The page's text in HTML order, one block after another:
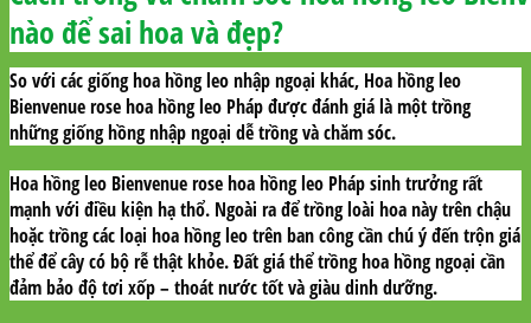
nào để sai hoa và đẹp?
So với các giống hoa hồng leo nhập ngoại khác, Hoa hồng leo
Bienvenue rose hoa hồng leo Pháp được đánh giá là một trồng
những giống hồng nhập ngoại dễ trồng và chăm sóc.
Hoa hồng leo Bienvenue rose hoa hồng leo Pháp sinh trưởng rất
mạnh với điều kiện hạ thổ. Ngoài ra để trồng loài hoa này trên chậu
hoặc trồng các loại hoa hồng leo trên ban công cần chú ý đến trộn giá
thể để cây có bộ rễ thật khỏe. Đất giá thể trồng hoa hồng ngoại cần
đảm bảo độ tơi xốp – thoát nước tốt và giàu dinh dưỡng.